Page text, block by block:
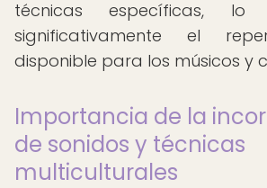
técnicas específicas,
significativamente el
disponible para los músicos y
Importancia de la
de sonidos y técnicas
multiculturales